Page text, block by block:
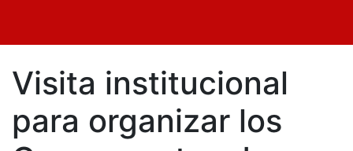
Visita institucional
para organizar los